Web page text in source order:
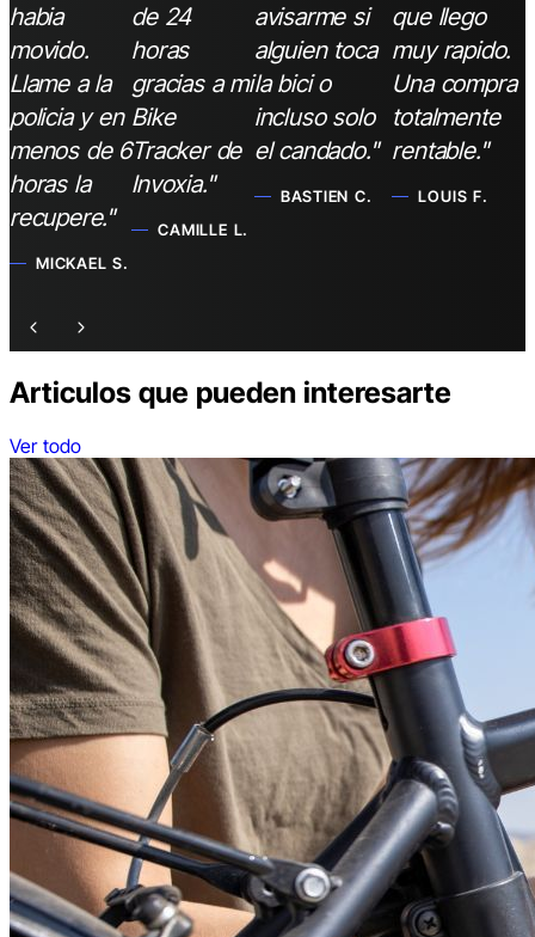
habia
movido.
Llame a la
policia y en
menos de 6
horas la
recupere."
MICKAEL S.
de 24
horas
gracias a mi
Bike
Tracker de
Invoxia."
CAMILLE L.
avisarme si
alguien toca
la bici o
incluso solo
el candado."
BASTIEN C.
que llego
muy rapido.
Una compra
totalmente
rentable."
LOUIS F.
Articulos que pueden interesarte
Ver todo